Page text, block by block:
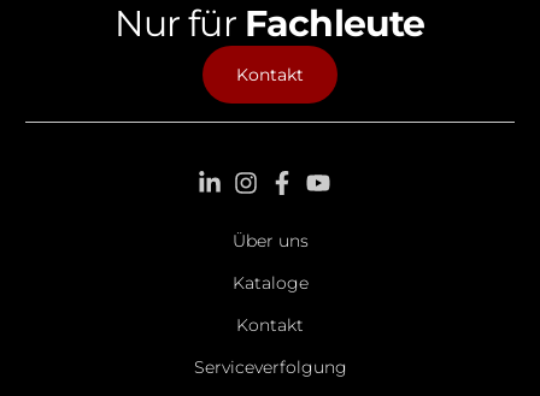
Nur für Fachleute
Kontakt
Über uns
Kataloge
Kontakt
Serviceverfolgung